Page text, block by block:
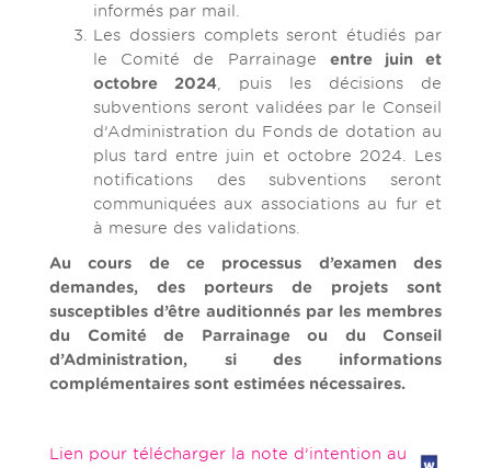
informés par mail.
Les dossiers complets seront étudiés par
le Comité de Parrainage entre juin et
octobre 2024 , puis les décisions de
subventions seront validées par le Conseil
d’Administration du Fonds de dotation au
plus tard entre juin et octobre 2024. Les
notifications des subventions seront
communiquées aux associations au fur et
à mesure des validations.
Au cours de ce processus d’examen des
demandes, des porteurs de projets sont
susceptibles d’être auditionnés par les membres
du Comité de Parrainage ou du Conseil
d’Administration, si des informations
complémentaires sont estimées nécessaires.
Lien pour télécharger la note d’intention au